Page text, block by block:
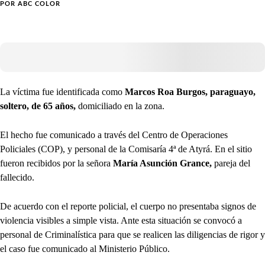
POR ABC COLOR
La víctima fue identificada como Marcos Roa Burgos, paraguayo,
soltero, de 65 años, domiciliado en la zona.
El hecho fue comunicado a través del Centro de Operaciones
Policiales (COP), y personal de la Comisaría 4ª de Atyrá. En el sitio
fueron recibidos por la señora María Asunción Grance, pareja del
fallecido.
De acuerdo con el reporte policial, el cuerpo no presentaba signos de
violencia visibles a simple vista. Ante esta situación se convocó a
personal de Criminalística para que se realicen las diligencias de rigor y
el caso fue comunicado al Ministerio Público.